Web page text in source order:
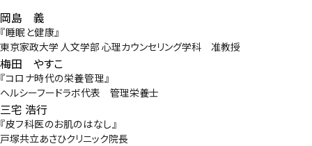
岡島 義
『睡眠と健康』
東京家政大学 人文学部 心理カウンセリング学科 准教授
梅田 やすこ
『コロナ時代の栄養管理』
ヘルシーフードラボ代表 管理栄養士
三宅 浩行
『皮フ科医のお肌のはなし』
戸塚共立あさひクリニック院長